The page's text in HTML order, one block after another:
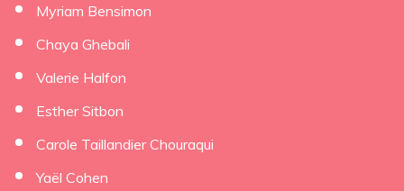
Myriam Bensimon
Chaya Ghebali
Valerie Halfon
Esther Sitbon
Carole Taillandier Chouraqui
Yaël Cohen